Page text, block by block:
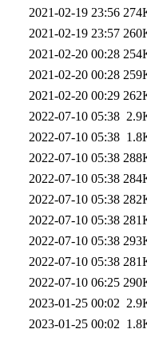
2021-02-19 23:56
2021-02-19 23:57
2021-02-20 00:28
2021-02-20 00:28
2021-02-20 00:29
2022-07-10 05:38
2022-07-10 05:38
2022-07-10 05:38
2022-07-10 05:38
2022-07-10 05:38
2022-07-10 05:38
2022-07-10 05:38
2022-07-10 05:38
2022-07-10 06:25
2023-01-25 00:02
2023-01-25 00:02